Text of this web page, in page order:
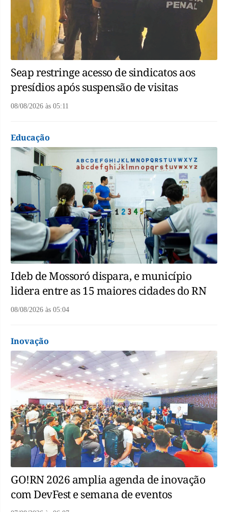
Seap restringe acesso de sindicatos aos
presídios após suspensão de visitas
08/08/2026 às 05:11
Educação
Ideb de Mossoró dispara, e município
lidera entre as 15 maiores cidades do RN
08/08/2026 às 05:04
Inovação
GO!RN 2026 amplia agenda de inovação
com DevFest e semana de eventos